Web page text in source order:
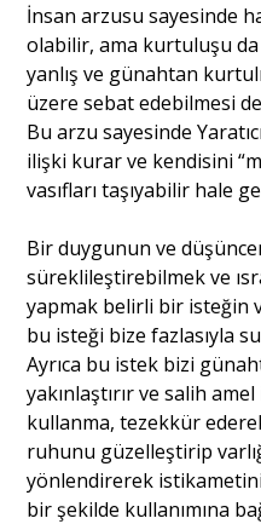
İnsan arzusu sayesinde
olabilir, ama kurtuluşu da
yanlış ve günahtan
üzere sebat edebilmesi
Bu arzu sayesinde
ilişki kurar ve kendisini
vasıfları taşıyabilir hale
Bir duygunun ve
süreklileştirebilmek ve
yapmak belirli bir isteğin
bu isteği bize fazlasıyla
Ayrıca bu istek bizi
yakınlaştırır ve salih
kullanma, tezekkür
ruhunu güzelleştirip
yönlendirerek
bir şekilde kullanımına